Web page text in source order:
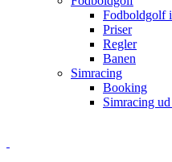
Fodboldgolf
Priser
Regler
Banen
Simracing
Booking
Simracing